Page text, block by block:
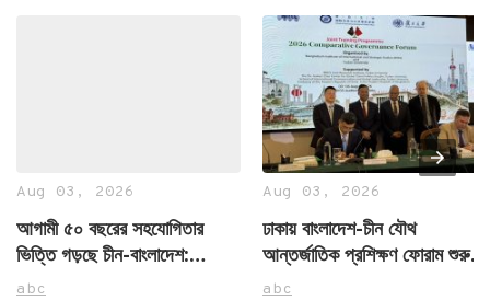
Aug 03, 2026
আগামী ৫০ বছরের সহযোগিতার
ভিত্তি গড়ছে চীন-বাংলাদেশ:
রাষ্ট্রদূত ইয়াও ওয়েন
abc
Aug 03, 2026
ঢাকায় বাংলাদেশ-চীন যৌথ
আন্তর্জাতিক প্রশিক্ষণ ফোরাম শুরু,
এমওইউ স্বাক্ষর
abc